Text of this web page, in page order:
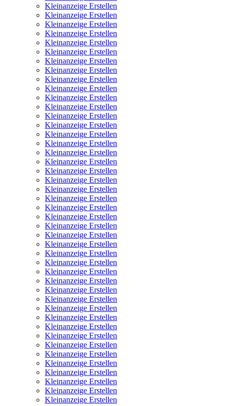
Kleinanzeige Erstellen
Kleinanzeige Erstellen
Kleinanzeige Erstellen
Kleinanzeige Erstellen
Kleinanzeige Erstellen
Kleinanzeige Erstellen
Kleinanzeige Erstellen
Kleinanzeige Erstellen
Kleinanzeige Erstellen
Kleinanzeige Erstellen
Kleinanzeige Erstellen
Kleinanzeige Erstellen
Kleinanzeige Erstellen
Kleinanzeige Erstellen
Kleinanzeige Erstellen
Kleinanzeige Erstellen
Kleinanzeige Erstellen
Kleinanzeige Erstellen
Kleinanzeige Erstellen
Kleinanzeige Erstellen
Kleinanzeige Erstellen
Kleinanzeige Erstellen
Kleinanzeige Erstellen
Kleinanzeige Erstellen
Kleinanzeige Erstellen
Kleinanzeige Erstellen
Kleinanzeige Erstellen
Kleinanzeige Erstellen
Kleinanzeige Erstellen
Kleinanzeige Erstellen
Kleinanzeige Erstellen
Kleinanzeige Erstellen
Kleinanzeige Erstellen
Kleinanzeige Erstellen
Kleinanzeige Erstellen
Kleinanzeige Erstellen
Kleinanzeige Erstellen
Kleinanzeige Erstellen
Kleinanzeige Erstellen
Kleinanzeige Erstellen
Kleinanzeige Erstellen
Kleinanzeige Erstellen
Kleinanzeige Erstellen
Kleinanzeige Erstellen